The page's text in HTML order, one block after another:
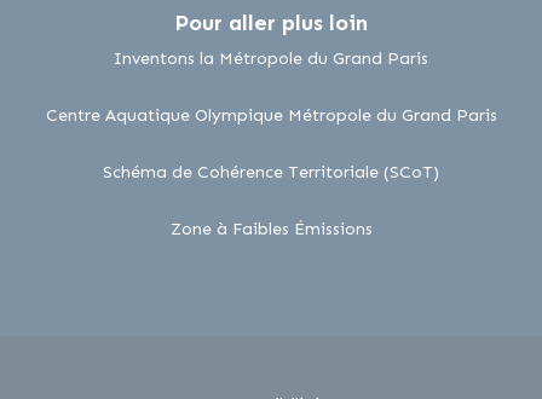
Pour aller plus loin
Inventons la Métropole du Grand Paris
Centre Aquatique Olympique Métropole du Grand Parislien
Schéma de Cohérence Territoriale (SCoT)
Zone à Faibles Émissionslien externe